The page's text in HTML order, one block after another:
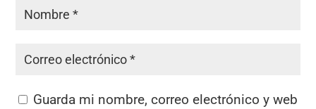
Guarda mi nombre, correo electrónico y web